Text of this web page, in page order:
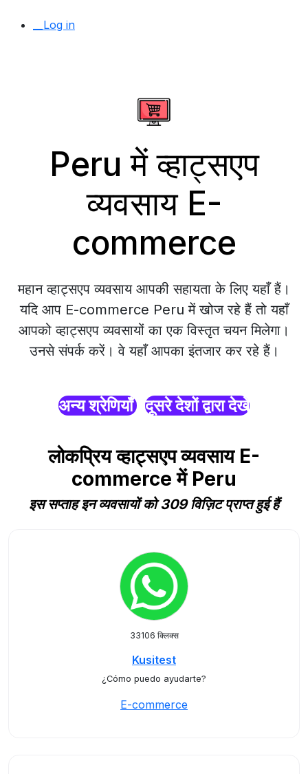
__Log in
Peru में व्हाट्सएप
व्यवसाय E-
commerce
महान व्हाट्सएप व्यवसाय आपकी सहायता के लिए यहाँ हैं।
यदि आप E-commerce Peru में खोज रहे हैं तो यहाँ
आपको व्हाट्सएप व्यवसायों का एक विस्तृत चयन मिलेगा।
उनसे संपर्क करें। वे यहाँ आपका इंतजार कर रहे हैं।
अन्य श्रेणियाँ दूसरे देशों द्वारा देखें
लोकप्रिय व्हाट्सएप व्यवसाय E-
commerce में Peru
इस सप्ताह इन व्यवसायों को 309 विज़िट प्राप्त हुई हैं
33106 क्लिक्स
Kusitest
¿Cómo puedo ayudarte?
E-commerce